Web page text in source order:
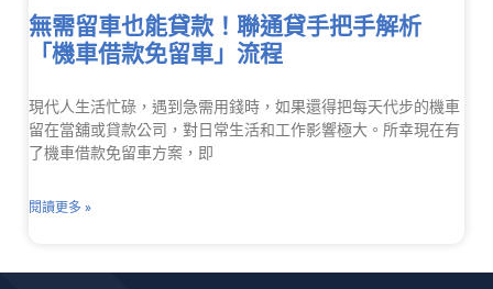
無需留車也能貸款！聯通貸手把手解析
「機車借款免留車」流程
現代人生活忙碌，遇到急需用錢時，如果還得把每天代步的機車
留在當舖或貸款公司，對日常生活和工作影響極大。所幸現在有
了機車借款免留車方案，即
閱讀更多 »